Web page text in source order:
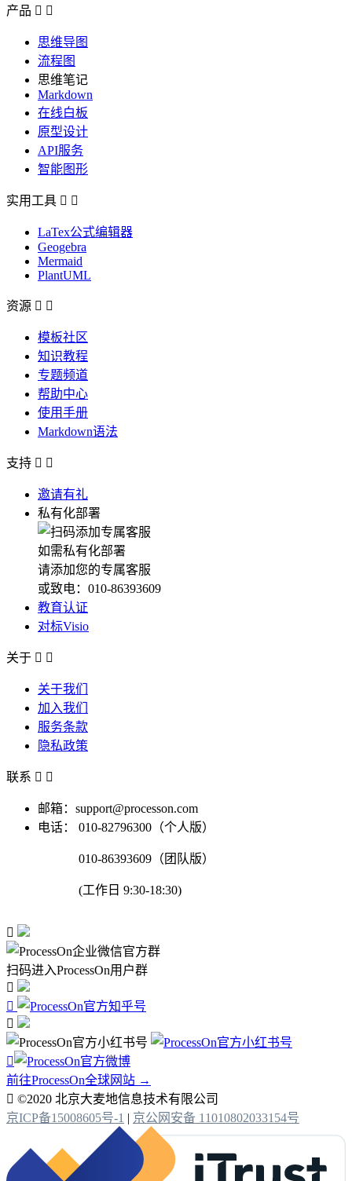
产品  
思维导图
流程图
思维笔记
Markdown
在线白板
原型设计
API服务
智能图形
实用工具  
LaTex公式编辑器
Geogebra
Mermaid
PlantUML
资源  
模板社区
知识教程
专题频道
帮助中心
使用手册
Markdown语法
支持  
邀请有礼
私有化部署
如需私有化部署
请添加您的专属客服
或致电：010-86393609
教育认证
对标Visio
关于  
关于我们
加入我们
服务条款
隐私政策
联系  
邮箱：support@processon.com
电话：
010-82796300（个人版）
010-86393609（团队版）
(工作日 9:30-18:30)

扫码进入ProcessOn用户群




前往ProcessOn全球网站 →
 ©2020 北京大麦地信息技术有限公司
京ICP备15008605号-1 | 京公网安备 11010802033154号